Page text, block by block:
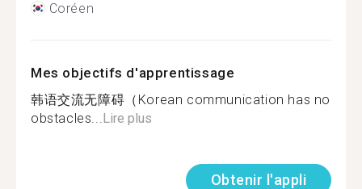
Coréen
Mes objectifs d'apprentissage
韩语交流无障碍（Korean communication has no
obstacles... Lire plus
Obtenir l'appli